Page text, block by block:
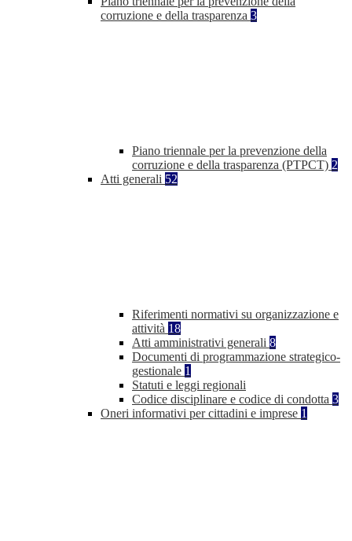
corruzione e della trasparenza 3
Piano triennale per la prevenzione della
corruzione e della trasparenza (PTPCT) 2
Atti generali 52
Riferimenti normativi su organizzazione e
attività 18
Atti amministrativi generali 8
Documenti di programmazione strategico-
gestionale 1
Statuti e leggi regionali
Codice disciplinare e codice di condotta 3
Oneri informativi per cittadini e imprese 1